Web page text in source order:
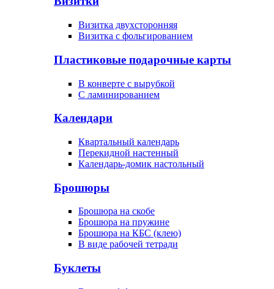
Визитка двухсторонняя
Визитка с фольгированием
Пластиковые подарочные карты
В конверте с вырубкой
С ламинированием
Календари
Квартальный календарь
Перекидной настенный
Календарь-домик настольный
Брошюры
Брошюра на скобе
Брошюра на пружине
Брошюра на КБС (клею)
В виде рабочей тетради
Буклеты